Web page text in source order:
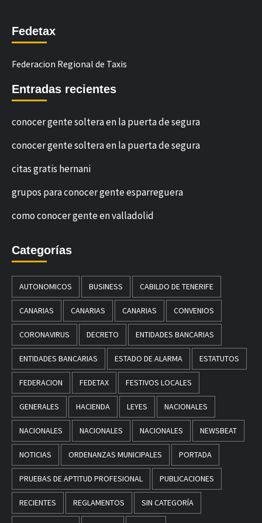
Fedetax
Federacion Regional de Taxis
Entradas recientes
conocer gente soltera en la puerta de segura
conocer gente soltera en la puerta de segura
citas gratis hernani
grupos para conocer gente esparreguera
como conocer gente en valladolid
Categorías
AUTONOMICOS BUSINESS CABILDO DE TENERIFE
CANARIAS CANARIAS CANARIAS CONVENIOS
CORONAVIRUS DECRETO ENTIDADES BANCARIAS
ENTIDADES BANCARIAS ESTADO DE ALARMA ESTATUTOS
FEDERACION FEDETAX FESTIVOS LOCALES
GENERALES HACIENDA LEYES NACIONALES
NACIONALES NACIONALES NACIONALES NEWSBEAT
NOTICIAS ORDENANZAS MUNICIPALES PORTADA
PRUEBAS DE APTITUD PROFESIONAL PUBLICACIONES
RECIENTES REGLAMENTOS SIN CATEGORÍA